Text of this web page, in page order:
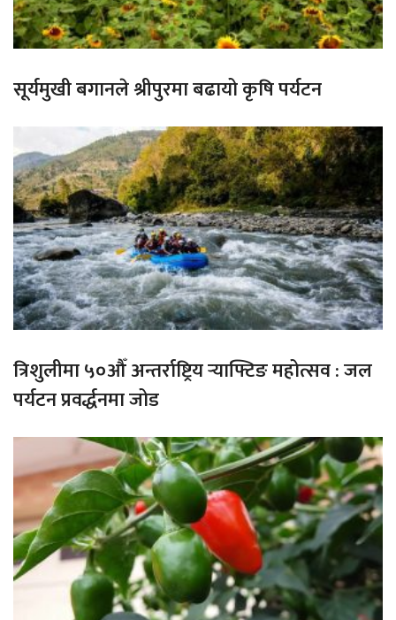
सूर्यमुखी बगानले श्रीपुरमा बढायो कृषि पर्यटन
त्रिशुलीमा ५०औँ अन्तर्राष्ट्रिय र्‍याफ्टिङ महोत्सव : जल
पर्यटन प्रवर्द्धनमा जोड